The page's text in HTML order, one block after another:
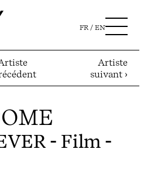
FR EN
Artiste
suivant ›
- Film -